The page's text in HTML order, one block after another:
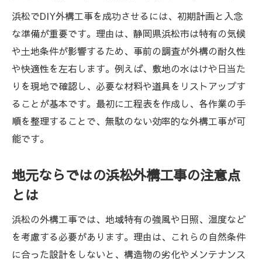
浜松でDIY外構工事を成功させるには、初期計画と入念
な準備が重要です。理由は、静岡県浜松市は特有の気候
や土地条件が影響するため、事前の調査が外構の耐久性
や快適性を左右します。例えば、敷地の水はけや日当た
りを現地で確認し、必要な材料や道具をリストアップす
ることが基本です。最初に工程表を作成し、各作業の手
順を整理することで、無駄のない効率的な外構工事が可
能です。
地元ならではの浜松外構工事の注意点
とは
浜松の外構工事では、地域特有の強風や日照、湿度など
を考慮する必要があります。理由は、これらの自然条件
に合った設計をしないと、構造物の劣化やメンテナンス